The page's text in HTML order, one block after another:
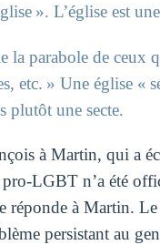
». L’église est
la parabole de ceux
etc. » Une église «
plutôt une secte.
à Martin, qui a
LGBT n’a été
réponde à Martin.
persistant au